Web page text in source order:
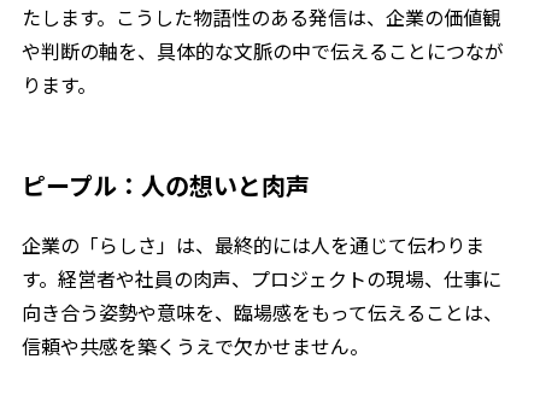
たします。こうした物語性のある発信は、企業の価値観
や判断の軸を、具体的な文脈の中で伝えることにつなが
ります。
ピープル：人の想いと肉声
企業の「らしさ」は、最終的には人を通じて伝わりま
す。経営者や社員の肉声、プロジェクトの現場、仕事に
向き合う姿勢や意味を、臨場感をもって伝えることは、
信頼や共感を築くうえで欠かせません。